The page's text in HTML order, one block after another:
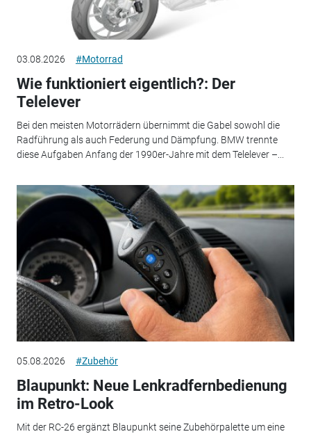
03.08.2026 #Motorrad
Wie funktioniert eigentlich?: Der
Telelever
Bei den meisten Motorrädern übernimmt die Gabel sowohl die
Radführung als auch Federung und Dämpfung. BMW trennte
diese Aufgaben Anfang der 1990er-Jahre mit dem Telelever –...
05.08.2026 #Zubehör
Blaupunkt: Neue Lenkradfernbedienung
im Retro-Look
Mit der RC-26 ergänzt Blaupunkt seine Zubehörpalette um eine